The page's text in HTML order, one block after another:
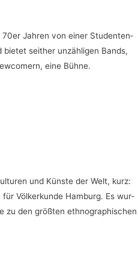
70er Jah­ren von einer Stu­den­ten­
seit­her unzäh­li­gen Bands,
eine Bühne.
und Küns­te der Welt, kurz:
für Völ­ker­kun­de Ham­burg. Es wur­
zu den größ­ten eth­no­gra­phi­schen